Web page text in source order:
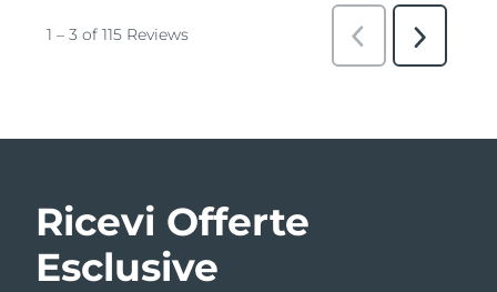
Ricevi Offerte
Esclusive